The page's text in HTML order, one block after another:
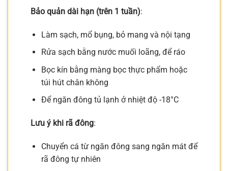
Bảo quản dài hạn (trên 1 tuần):
Làm sạch, mổ bụng, bỏ mang và nội tạng
Rửa sạch bằng nước muối loãng, để ráo
Bọc kín bằng màng bọc thực phẩm hoặc
túi hút chân không
Để ngăn đông tủ lạnh ở nhiệt độ -18°C
Lưu ý khi rã đông:
Chuyển cá từ ngăn đông sang ngăn mát để
rã đông tự nhiên